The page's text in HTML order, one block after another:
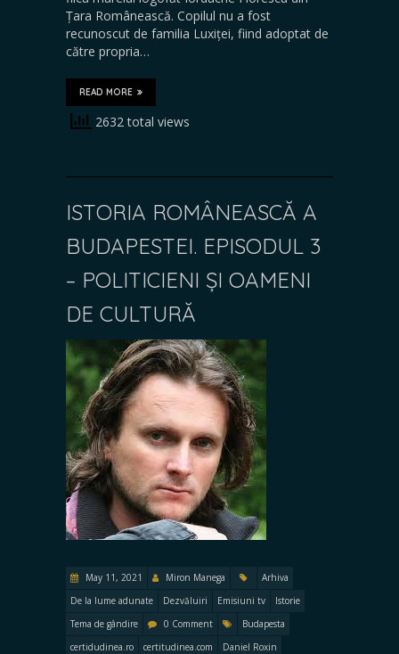
Țara Românească. Copilul nu a fost
recunoscut de familia Luxiței, fiind adoptat de
către propria…
READ MORE
2632 total views
ISTORIA ROMÂNEASCĂ A
BUDAPESTEI. EPISODUL 3
– POLITICIENI ȘI OAMENI
DE CULTURĂ
May 11, 2021 Miron Manega
Arhiva
De la lume adunate
Dezvăluiri Emisiuni tv
Istorie
Tema de gândire
0 Comment
Budapesta
certidudinea.ro
certitudinea.com
Daniel Roxin